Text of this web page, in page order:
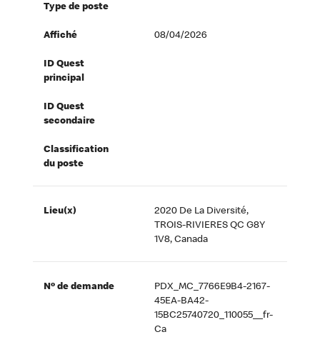
Type de poste
Affiché 08/04/2026
ID Quest
principal
ID Quest
secondaire
Classification
du poste
Lieu(x)
2020 De La Diversité,
TROIS-RIVIERES QC G8Y
1V8, Canada
Nº de demande
PDX_MC_7766E9B4-2167-
45EA-BA42-
15BC25740720_110055__fr-
Ca